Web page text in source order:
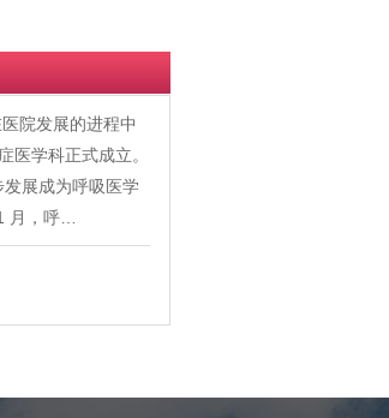
院发展的进程中
医学科正式成立。
展成为呼吸医学
月，呼…